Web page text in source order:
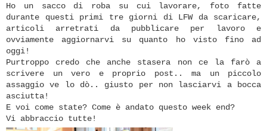
Ho un sacco di roba su cui lavorare, foto fatte
durante questi primi tre giorni di LFW da scaricare,
articoli arretrati da pubblicare per lavoro e
ovviamente aggiornarvi su quanto ho visto fino ad
oggi!
Purtroppo credo che anche stasera non ce la farò a
scrivere un vero e proprio post.. ma un piccolo
assaggio ve lo dò.. giusto per non lasciarvi a bocca
asciutta!
E voi come state? Come è andato questo week end?
Vi abbraccio tutte!